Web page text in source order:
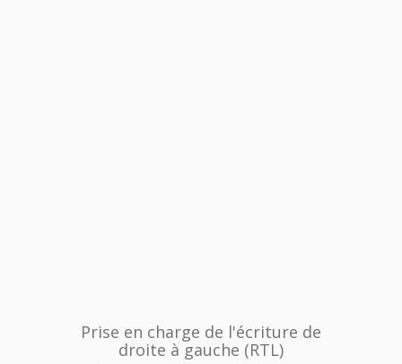
Prise en charge de l'écriture de
droite à gauche (RTL)